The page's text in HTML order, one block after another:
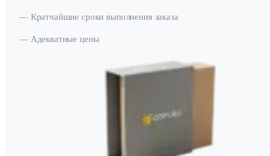
— Кратчайшие сроки выполнения заказа
— Адекватные цены